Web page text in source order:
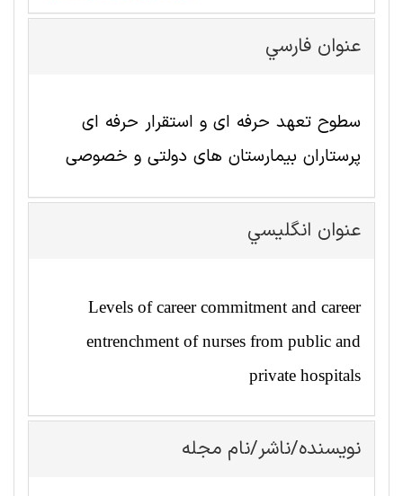
عنوان فارسي
سطوح تعهد حرفه ای و استقرار حرفه ای
پرستاران بیمارستان های دولتی و خصوصی
عنوان انگليسي
Levels of career commitment and career
entrenchment of nurses from public and
private hospitals
نویسنده/ناشر/نام مجله